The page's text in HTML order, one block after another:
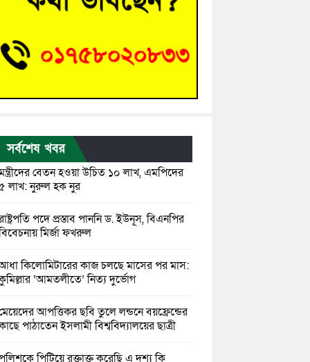
সর্বশেষ খবর
বেতন হওয়া উচিত ১০ লাখ, এমপিদের
লাখ: নুরুল হক নুর
পদে প্রস্তাব পাননি ড. ইউনূস, বিএনপির
মির্জা ফখরুল
কিলোমিটারের কাজ চলছে মাসের পর মাস:
‘আমতলীতে’ নিত্য দুর্ভোগ
আপত্তিকর ছবি তুলে লন্ডনে বয়ফ্রেন্ডের
পাঠাতেন ইসলামী বিশ্ববিদ্যালয়ের ছাত্রী
পিটিয়ে রক্তাক্ত করেছি এ দৃশ্য কি